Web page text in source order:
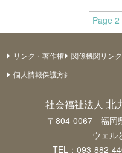
Page 2
リンク・著作権 関係機関リンク
個人情報保護方針
社会福祉法人 北
〒804-0067 福岡
ウェル
TEL：093-882-